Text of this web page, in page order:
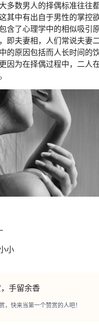
多数男人的择偶标准往往
其中有出自于男性的掌控
含了心理学中的相似吸引
即夫妻相，人们常说夫妻
的原因包括而人长时间的
因为在择偶过程中，二人
小
手留余香
，快来当第一个赞赏的人吧！